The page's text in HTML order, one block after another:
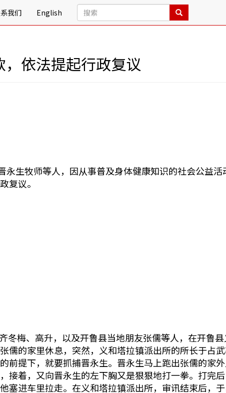
我们 English
依法提起行政复议
生牧师等人，因从事普及身体健康知识的社会公益
复议。
梅、高升，以及开鲁县当地朋友张儒等人，在开鲁
儒的家里休息，突然，义和塔拉镇派出所的所长于占
前提下，就要抓捕晋永生。晋永生马上跑出张儒的家
接着，又向晋永生的左下胸又是狠狠地打一拳。打完
塞进车里拉走。在义和塔拉镇派出所，审讯结束后，